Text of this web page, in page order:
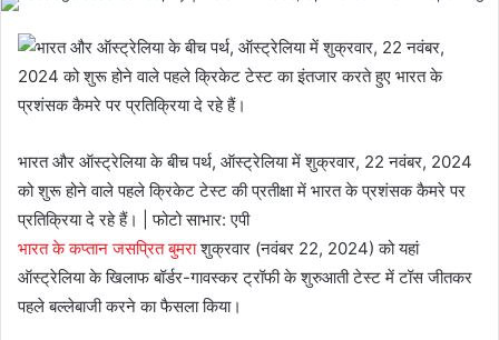
भारत और ऑस्ट्रेलिया के बीच पर्थ, ऑस्ट्रेलिया में शुक्रवार, 22 नवंबर, 2024
को शुरू होने वाले पहले क्रिकेट टेस्ट की प्रतीक्षा में भारत के प्रशंसक कैमरे पर
प्रतिक्रिया दे रहे हैं। | फोटो साभार: एपी
भारत के कप्तान जसप्रित बुमराशुक्रवार (नवंबर 22, 2024) को यहां
ऑस्ट्रेलिया के खिलाफ बॉर्डर-गावस्कर ट्रॉफी के शुरुआती टेस्ट में टॉस जीतकर
पहले बल्लेबाजी करने का फैसला किया।